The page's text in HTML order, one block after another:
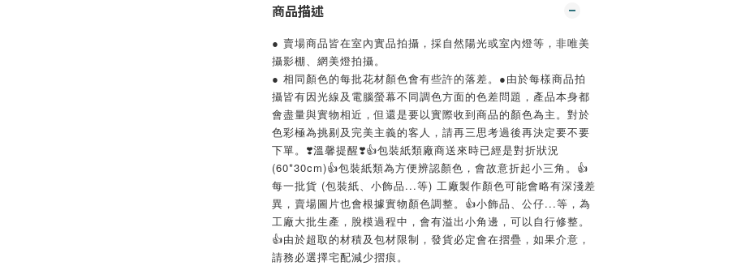
商品描述
● 賣場商品皆在室內實品拍攝，採自然陽光或室內燈等，非唯美
攝影棚、網美燈拍攝。
● 相同顏色的每批花材顏色會有些許的落差。●由於每樣商品拍
攝皆有因光線及電腦螢幕不同調色方面的色差問題，產品本身都
會盡量與實物相近，但還是要以實際收到商品的顏色為主。對於
色彩極為挑剔及完美主義的客人，請再三思考過後再決定要不要
下單。❣️溫馨提醒❣️👍️包裝紙類廠商送來時已經是對折狀況
(60*30cm)👍️包裝紙類為方便辨認顏色，會故意折起小三角。👍️
每一批貨 (包裝紙、小飾品...等) 工廠製作顏色可能會略有深淺差
異，賣場圖片也會根據實物顏色調整。👍️小飾品、公仔...等，為
工廠大批生產，脫模過程中，會有溢出小角邊，可以自行修整。
👍️由於超取的材積及包材限制，發貨必定會在摺疊，如果介意，
請務必選擇宅配減少摺痕。